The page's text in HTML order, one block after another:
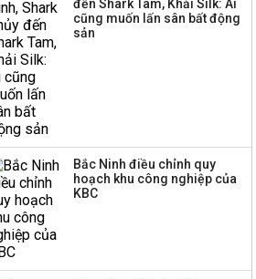
‘phất lên’ trong tháng 8,
nhóm ngành nào có
đến Shark Tam, Khải Silk: Ai
cũng muốn lấn sân bất động
sản
Bắc Ninh điều chỉnh quy
hoạch khu công nghiệp của
KBC